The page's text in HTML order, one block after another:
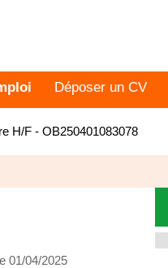
Déposer un CV
H/F - OB250401083078
01/04/2025